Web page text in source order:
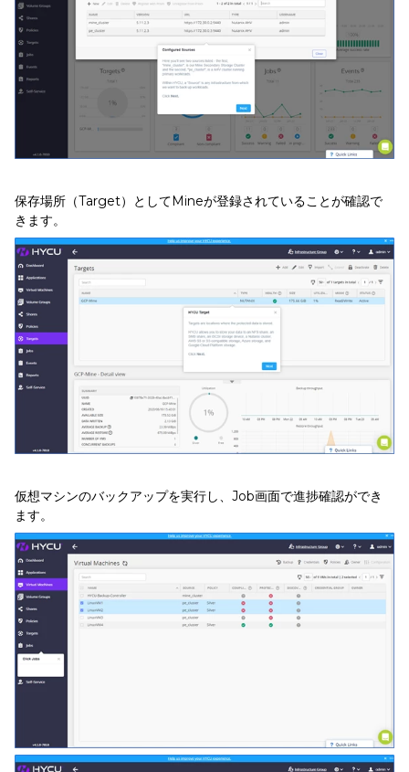
保存場所（Target）としてMineが登録されていることが確認で
きます。
仮想マシンのバックアップを実行し、Job画面で進捗確認ができ
ます。